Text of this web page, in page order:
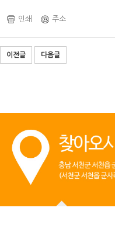
인쇄 주소
이전글 다음글